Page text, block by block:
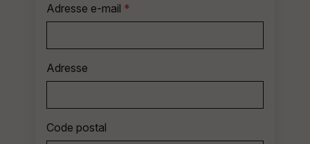
Adresse e-mail *
Adresse
Code postal